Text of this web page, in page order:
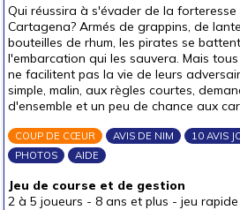
Qui réussira à s'évader de la forteresse
Cartagena? Armés de grappins, de
bouteilles de rhum, les pirates se
l'embarcation qui les sauvera. Mais
ne facilitent pas la vie de leurs
simple, malin, aux règles courtes,
d'ensemble et un peu de chance aux
COUP DE CŒUR AVIS DE NIM
10 AVIS
PHOTOS
AIDE
Jeu de course et de gestion
2 à 5 joueurs - 8 ans et plus - jeu